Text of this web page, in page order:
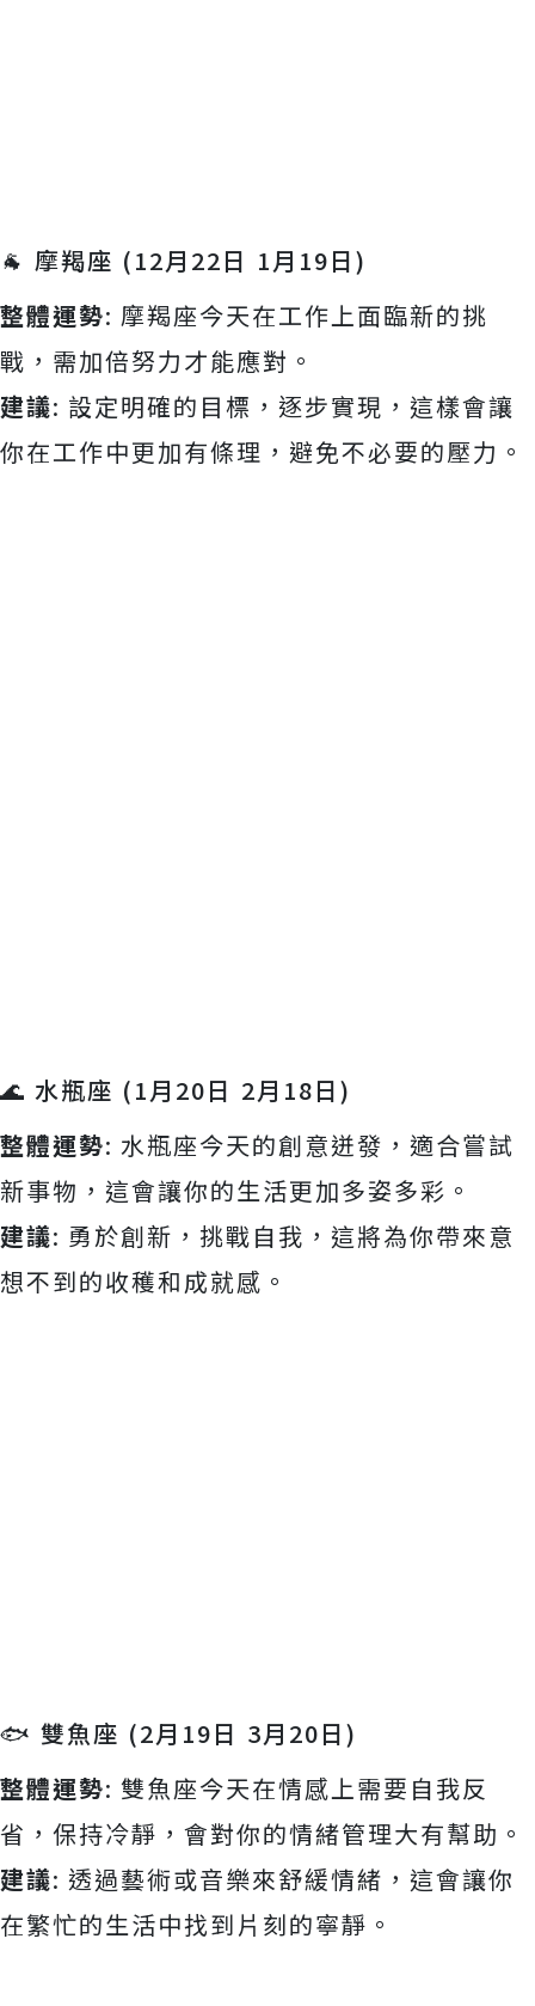
🐐 摩羯座 (12月22日 1月19日)
整體運勢: 摩羯座今天在工作上面臨新的挑
戰，需加倍努力才能應對。
建議: 設定明確的目標，逐步實現，這樣會讓
你在工作中更加有條理，避免不必要的壓力。
🌊 水瓶座 (1月20日 2月18日)
整體運勢: 水瓶座今天的創意迸發，適合嘗試
新事物，這會讓你的生活更加多姿多彩。
建議: 勇於創新，挑戰自我，這將為你帶來意
想不到的收穫和成就感。
🐟 雙魚座 (2月19日 3月20日)
整體運勢: 雙魚座今天在情感上需要自我反
省，保持冷靜，會對你的情緒管理大有幫助。
建議: 透過藝術或音樂來舒緩情緒，這會讓你
在繁忙的生活中找到片刻的寧靜。